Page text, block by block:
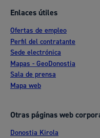
Enlaces útiles
Ofertas de empleo
Perfil del contratante
Sede electrónica
Mapas - GeoDonostia
Sala de prensa
Mapa web
Otras páginas web
Donostia Kirola